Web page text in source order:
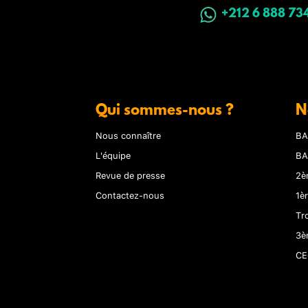
+212 6 888
Qui sommes-nous ?
Nous connaître
L'équipe
Revue de presse
Contactez-nous